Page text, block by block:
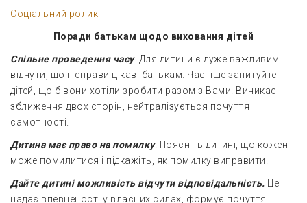
Соціальний ролик
Поради батькам щодо виховання дітей
Спільне проведення часу. Для дитини є дуже важливим
відчути, що її справи цікаві батькам. Частіше запитуйте
дітей, що б вони хотіли зробити разом з Вами. Виникає
зближення двох сторін, нейтралізується почуття
самотності.
Дитина має право на помилку. Поясніть дитині, що кожен
може помилитися і підкажіть, як помилку виправити.
Дайте дитині можливість відчути відповідальність. Це
надає впевненості у власних силах, формує почуття